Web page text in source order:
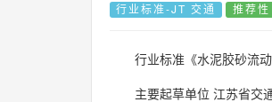
行业标准-JT 交通 推荐性
行业标准《水泥胶砂流
主要起草单位 江苏省交